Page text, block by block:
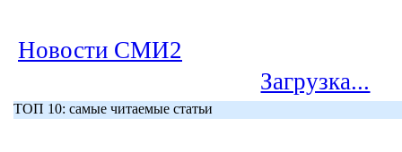
Новости СМИ2
Загрузка...
ТОП 10: самые читаемые статьи